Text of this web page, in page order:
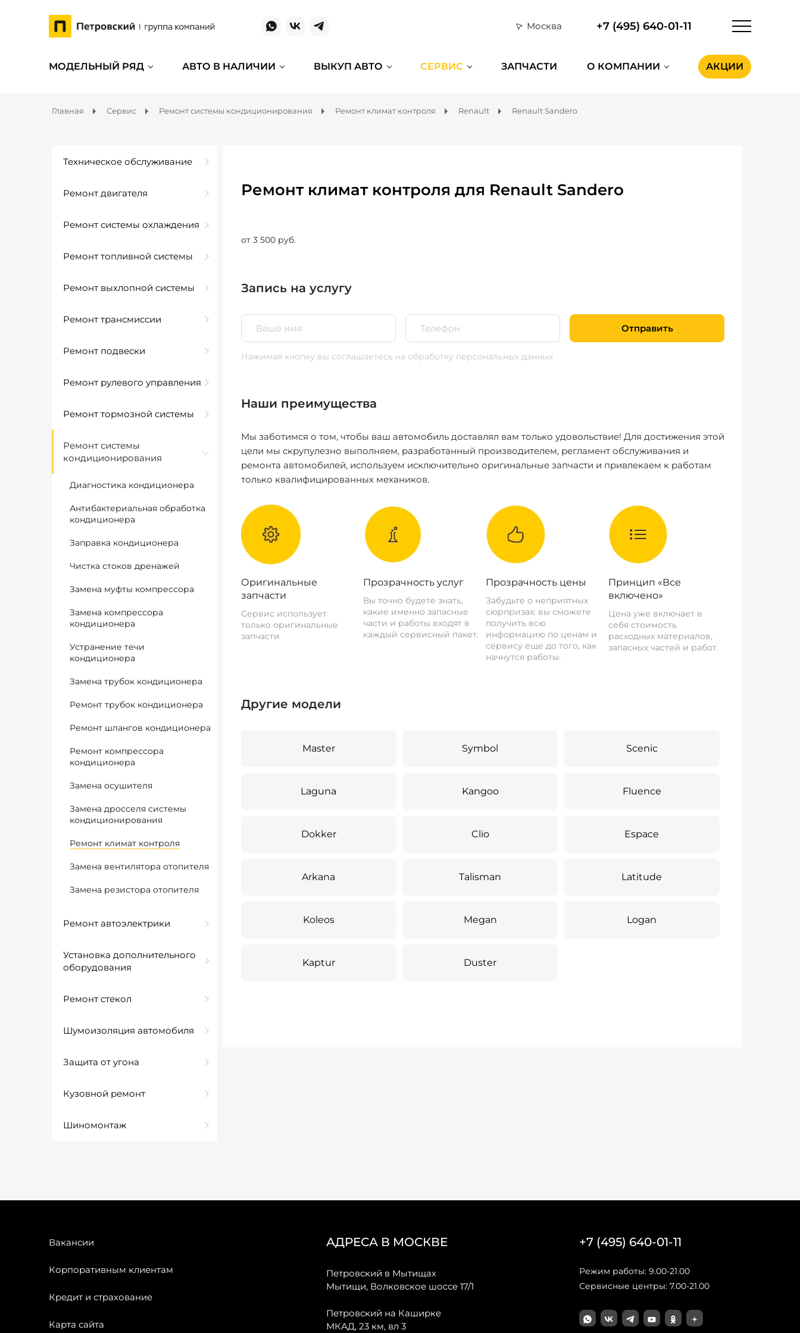
Москва +7 (495) 640-01-11
МОДЕЛЬНЫЙ РЯД АВТО В НАЛИЧИИ ВЫКУП АВТО СЕРВИС ЗАПЧАСТИ О КОМПАНИИ АКЦИИ
Главная Сервис Ремонт системы кондиционирования Ремонт климат контроля Renault Renault Sandero
Техническое обслуживание
Ремонт двигателя
Ремонт системы охлаждения
Ремонт топливной системы
Ремонт выхлопной системы
Ремонт трансмиссии
Ремонт подвески
Ремонт рулевого управления
Ремонт тормозной системы
Ремонт системы
кондиционирования
Диагностика кондиционера
Антибактериальная обработка
кондиционера
Заправка кондиционера
Чистка стоков дренажей
Замена муфты компрессора
Замена компрессора
кондиционера
Устранение течи
кондиционера
Замена трубок кондиционера
Ремонт трубок кондиционера
Ремонт шлангов кондиционера
Ремонт компрессора
кондиционера
Замена осушителя
Замена дросселя системы
кондиционирования
Ремонт климат контроля
Замена вентилятора отопителя
Замена резистора отопителя
Ремонт автоэлектрики
Установка дополнительного
оборудования
Ремонт стекол
Шумоизоляция автомобиля
Защита от угона
Кузовной ремонт
Шиномонтаж
Ремонт климат контроля для Renault Sandero
от 3 500 руб.
Запись на услугу
Отправить
Нажимая кнопку вы соглашаетесь на обработку персональных данных
Наши преимущества
Мы заботимся о том, чтобы ваш автомобиль доставлял вам только удовольствие! Для достижения этой
цели мы скрупулезно выполняем, разработанный производителем, регламент обслуживания и
ремонта автомобилей, используем исключительно оригинальные запчасти и привлекаем к работам
только квалифицированных механиков.
Оригинальные
запчасти
Сервис использует
только оригинальные
запчасти
Прозрачность услуг
Вы точно будете знать,
какие именно запасные
части и работы входят в
каждый сервисный пакет.
Прозрачность цены
Забудьте о неприятных
сюрпризах: вы сможете
получить всю
информацию по ценам и
сервису еще до того, как
начнутся работы.
Принцип «Все
включено»
Цена уже включает в
себя стоимость
расходных материалов,
запасных частей и работ.
Другие модели
Master Symbol Scenic
Laguna Kangoo Fluence
Dokker Clio Espace
Arkana Talisman Latitude
Koleos Megan Logan
Kaptur Duster
Вакансии
Корпоративным клиентам
Кредит и страхование
Карта сайта
АДРЕСА В МОСКВЕ
Петровский в Мытищах
Мытищи, Волковское шоссе 17/1
Петровский на Каширке
МКАД, 23 км, вл 3
+7 (495) 640-01-11
Режим работы: 9.00-21.00
Сервисные центры: 7.00-21.00